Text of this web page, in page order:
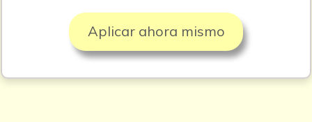
Aplicar ahora mismo